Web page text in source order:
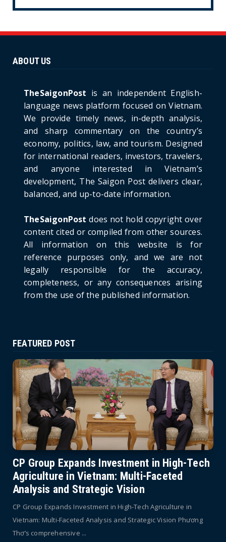
CULTURE
Ninh Bride Re-enacts...
Project: An Analysi...
June 21, 2026
HOTNEWS
Detailed Analysis of the Cooling-off Period
Law in Timeshare...
June 21, 2026
HOTNEWS
Prime Minister Lê Minh Hưng’s Visit to
Russia: A New Step Fo...
HOTNEWS
Politburo: Strictly Handle Acts of Using
Pirated Software, C...
June 21, 2026
ABOUT US
TheSaigonPost is an independent English-
language news platform focused on Vietnam.
We provide timely news, in-depth analysis,
and sharp commentary on the country’s
economy, politics, law, and tourism. Designed
for international readers, investors, travelers,
and anyone interested in Vietnam’s
development, The Saigon Post delivers clear,
balanced, and up-to-date information.
TheSaigonPost does not hold copyright over
content cited or compiled from other sources.
All information on this website is for
reference purposes only, and we are not
legally responsible for the accuracy,
completeness, or any consequences arising
from the use of the published information.
FEATURED POST
CP Group Expands Investment in High-Tech
Agriculture in Vietnam: Multi-Faceted
Analysis and Strategic Vision
CP Group Expands Investment in High-Tech Agriculture in
Vietnam: Multi-Faceted Analysis and Strategic Vision Phương
Thơ’s comprehensive ...